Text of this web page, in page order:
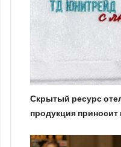
Скрытый ресурс
продукция приносит